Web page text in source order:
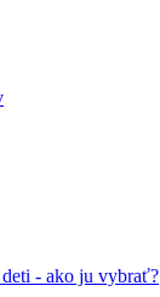
- ako ju vybrať?